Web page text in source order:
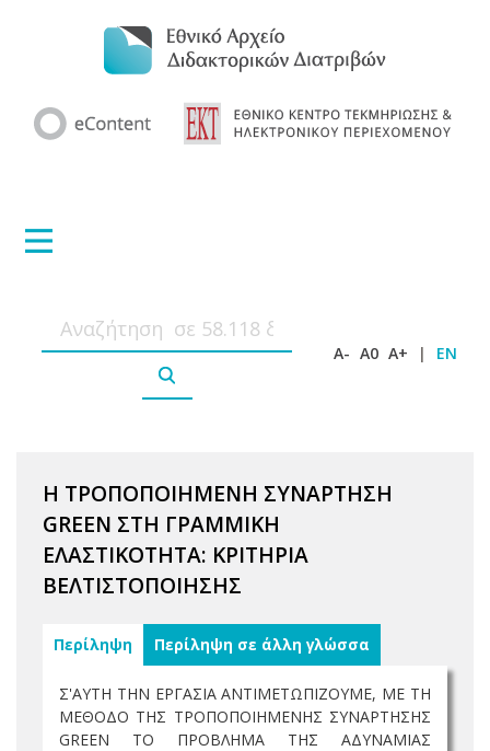
A- A0 A+ | EN
Η ΤΡΟΠΟΠΟΙΗΜΕΝΗ ΣΥΝΑΡΤΗΣΗ
GREEN ΣΤΗ ΓΡΑΜΜΙΚΗ
ΕΛΑΣΤΙΚΟΤΗΤΑ: ΚΡΙΤΗΡΙΑ
ΒΕΛΤΙΣΤΟΠΟΙΗΣΗΣ
Περίληψη Περίληψη σε άλλη γλώσσα
Σ'ΑΥΤΗ ΤΗΝ ΕΡΓΑΣΙΑ ΑΝΤΙΜΕΤΩΠΙΖΟΥΜΕ, ΜΕ ΤΗ
ΜΕΘΟΔΟ ΤΗΣ ΤΡΟΠΟΠΟΙΗΜΕΝΗΣ ΣΥΝΑΡΤΗΣΗΣ
GREEN ΤΟ ΠΡΟΒΛΗΜΑ ΤΗΣ ΑΔΥΝΑΜΙΑΣ